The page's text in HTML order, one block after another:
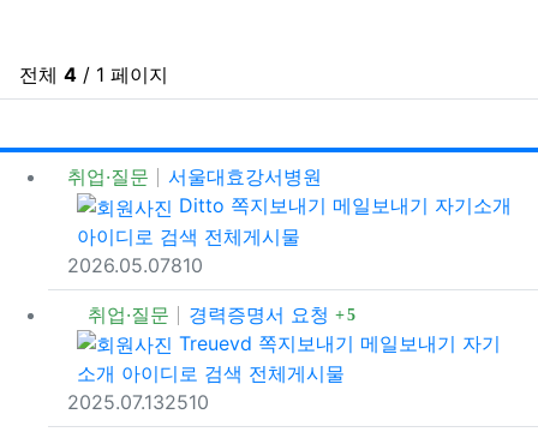
전체 4 / 1 페이지
취업·질문
서울대효강서병원
등록자
Ditto 쪽지보내기 메일보내기 자기소개
아이디로 검색 전체게시물
등록일
2026.05.07조회
81추천
0
취업·질문 경력증명서 요청 댓글
5
등록자 Treuevd 쪽지보내기 메일보내기 자기
소개 아이디로 검색 전체게시물
등록일
2025.07.13조회
251추천
0